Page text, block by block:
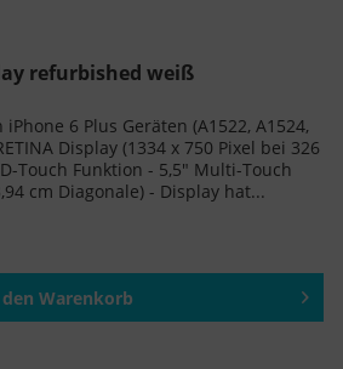
refurbished weiß
6 Plus Geräten (A1522, A1524,
Display (1334 x 750 Pixel bei 326
Touch Funktion - 5,5" Multi-Touch
cm Diagonale) - Display hat...
Warenkorb